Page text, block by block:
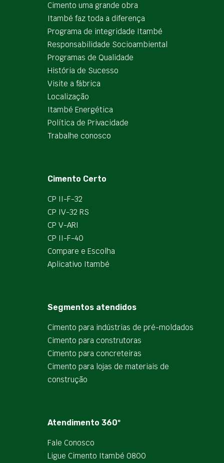
Cimento uma grande obra
Itambé faz toda a diferença
Programa de integridade Itambé
Responsabilidade Socioambiental
Programas de Qualidade
História de Sucesso
Visite a fábrica
Localização
Itambé Energética
Política de Privacidade
Trabalhe conosco
Cimento Certo
CP II-F-32
CP IV-32 RS
CP V-ARI
CP II-F-40
Compare e Escolha
Aplicativo Itambé
Segmentos atendidos
Cimento para indústrias de pré-moldados
Cimento para construtoras
Cimento para concreteiras
Cimento para lojas de materiais de
construção
Atendimento 360º
Fale Conosco
Ligue Cimento Itambé 0800